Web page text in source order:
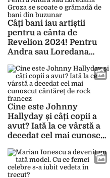
Câți bani iau artiștii
pentru a cânta de
Revelion 2024! Pentru
Andra sau Loredana
grămadă de bani din
buzunar
Cine este Johnny
Hallyday și câți copii a
avut? Iată la ce vârstă a
decedat cel mai cunoscut